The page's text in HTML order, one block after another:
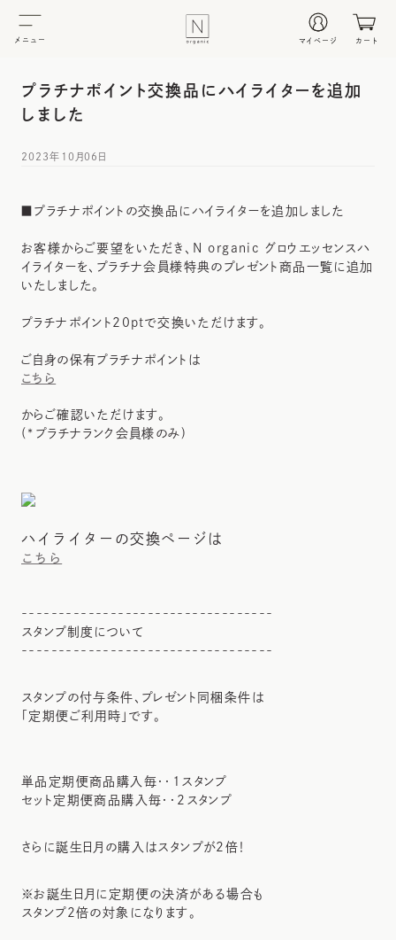
メニュー マイページ カート
プラチナポイント交換品にハイライターを追加
しました
2023年10月06日
■プラチナポイントの交換品にハイライターを追加しました
お客様からご要望をいただき、N organic グロウエッセンスハ
イライターを、プラチナ会員様特典のプレゼント商品一覧に追加
いたしました。
プラチナポイント20ptで交換いただけます。
ご自身の保有プラチナポイントは
こちら
からご確認いただけます。
(*プラチナランク会員様のみ)
ハイライターの交換ページは
こちら
----------------------------------
スタンプ制度について
----------------------------------
スタンプの付与条件、プレゼント同梱条件は
「定期便ご利用時」です。
単品定期便商品購入毎・・1スタンプ
セット定期便商品購入毎・・2スタンプ
さらに誕生日月の購入はスタンプが2倍！
※お誕生日月に定期便の決済がある場合も
スタンプ2倍の対象になります。